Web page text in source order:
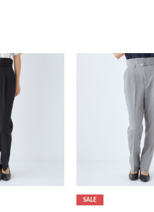
SALE